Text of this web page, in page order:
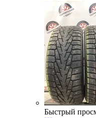
Быстрый